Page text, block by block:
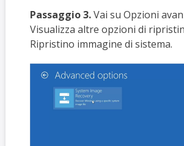
Passaggio 3.Vai su Opzioni
Visualizza altre opzioni di
Ripristino immagine di sistema.